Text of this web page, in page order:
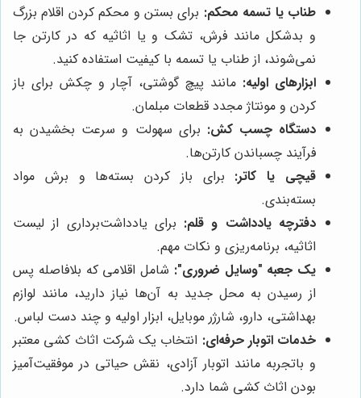
طناب یا تسمه محکم: برای بستن و محکم کردن اقلام بزرگ
و بدشکل مانند فرش، تشک و یا اثاثیه که در کارتن جا
نمی‌شوند، از طناب یا تسمه با کیفیت استفاده کنید.
ابزارهای اولیه: مانند پیچ گوشتی، آچار و چکش برای باز
کردن و مونتاژ مجدد قطعات مبلمان.
دستگاه چسب کش: برای سهولت و سرعت بخشیدن به
فرآیند چسباندن کارتن‌ها.
قیچی یا کاتر: برای باز کردن بسته‌ها و برش مواد
بسته‌بندی.
دفترچه یادداشت و قلم: برای یادداشت‌برداری از لیست
اثاثیه، برنامه‌ریزی و نکات مهم.
یک جعبه "وسایل ضروری": شامل اقلامی که بلافاصله پس
از رسیدن به محل جدید به آن‌ها نیاز دارید، مانند لوازم
بهداشتی، دارو، شارژر موبایل، ابزار اولیه و چند دست لباس.
خدمات اتوبار حرفه‌ای: انتخاب یک شرکت اثاث کشی معتبر
و باتجربه مانند اتوبار آزادی، نقش حیاتی در موفقیت‌آمیز
بودن اثاث کشی شما دارد.